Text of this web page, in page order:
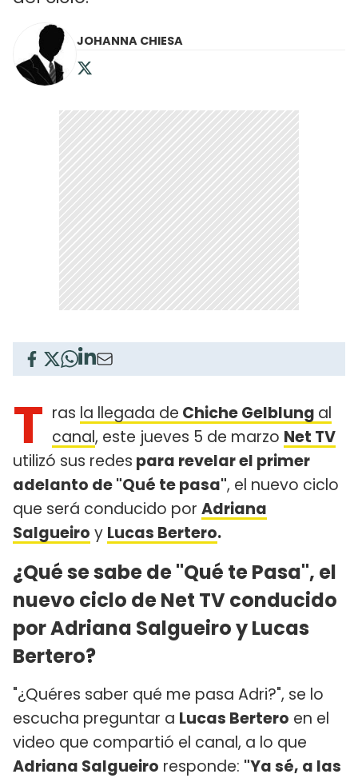
JOHANNA CHIESA
T ras la llegada de Chiche Gelblung al
canal, este jueves 5 de marzo Net TV
utilizó sus redes para revelar el primer
adelanto de "Qué te pasa", el nuevo ciclo
que será conducido por Adriana
Salgueiro y Lucas Bertero.
¿Qué se sabe de "Qué te Pasa", el
nuevo ciclo de Net TV conducido
por Adriana Salgueiro y Lucas
Bertero?
"¿Quéres saber qué me pasa Adri?", se lo
escucha preguntar a Lucas Bertero en el
video que compartió el canal, a lo que
Adriana Salgueiro responde: "Ya sé, a las